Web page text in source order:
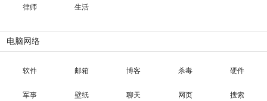
律师 生活
电脑网络
软件 邮箱 博客 杀毒 硬件
军事 壁纸 聊天 网页 搜索